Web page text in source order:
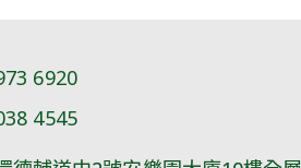
6920
4545